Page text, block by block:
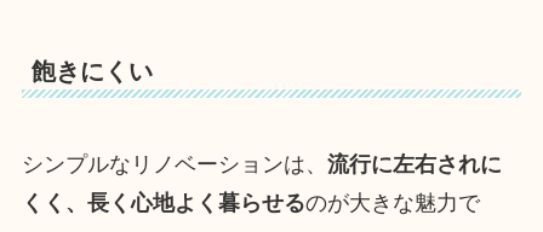
飽きにくい
シンプルなリノベーションは、 流行に左右されに
くく、長く心地よく暮らせるのが大きな魅力で